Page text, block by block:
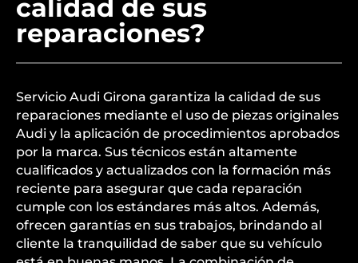
calidad de sus
reparaciones?
Servicio Audi Girona garantiza la calidad de sus
reparaciones mediante el uso de piezas originales
Audi y la aplicación de procedimientos aprobados
por la marca. Sus técnicos están altamente
cualificados y actualizados con la formación más
reciente para asegurar que cada reparación
cumple con los estándares más altos. Además,
ofrecen garantías en sus trabajos, brindando al
cliente la tranquilidad de saber que su vehículo